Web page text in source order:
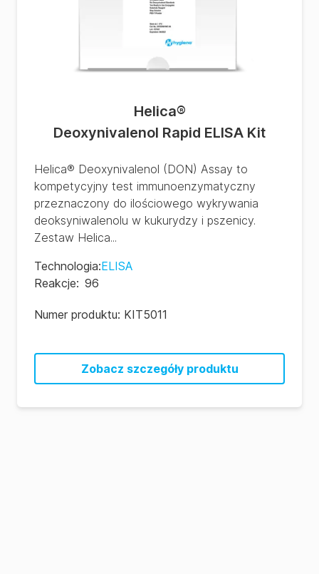
Helica®
Deoxynivalenol Rapid ELISA Kit
Helica® Deoxynivalenol (DON) Assay to
kompetycyjny test immunoenzymatyczny
przeznaczony do ilościowego wykrywania
deoksyniwalenolu w kukurydzy i pszenicy.
Zestaw Helica...
Technologia:ELISA
Reakcje: 96
Numer produktu: KIT5011
Zobacz szczegóły produktu